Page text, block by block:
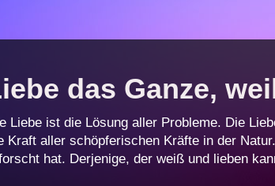
das Ganze,
Liebe ist die Lösung aller Probleme. Die
Kraft aller schöpferischen Kräfte in der
hat. Derjenige, der weiß und lieben